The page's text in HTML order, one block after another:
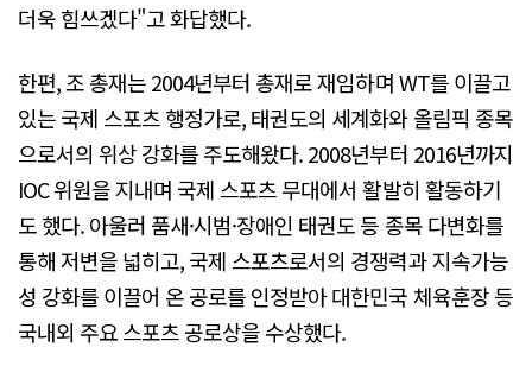
더욱 힘쓰겠다"고 화답했다.
한편, 조 총재는 2004년부터 총재로 재임하며 WT를 이끌고
있는 국제 스포츠 행정가로, 태권도의 세계화와 올림픽 종목
으로서의 위상 강화를 주도해왔다. 2008년부터 2016년까지
IOC 위원을 지내며 국제 스포츠 무대에서 활발히 활동하기
도 했다. 아울러 품새·시범·장애인 태권도 등 종목 다변화를
통해 저변을 넓히고, 국제 스포츠로서의 경쟁력과 지속가능
성 강화를 이끌어 온 공로를 인정받아 대한민국 체육훈장 등
국내외 주요 스포츠 공로상을 수상했다.